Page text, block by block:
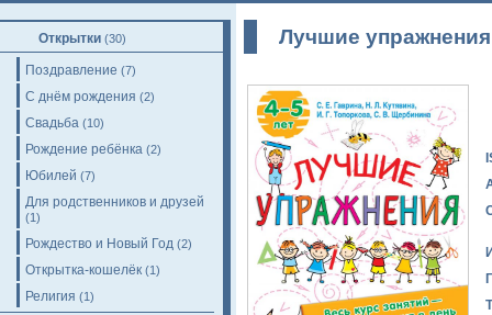
Открытки (30)
Поздравление (7)
С днём рождения (2)
Свадьба (10)
Рождение ребёнка (2)
Юбилей (7)
Для родственников и друзей
(1)
Рождество и Новый Год (2)
Открытка-кошелёк (1)
Религия (1)
Лучшие